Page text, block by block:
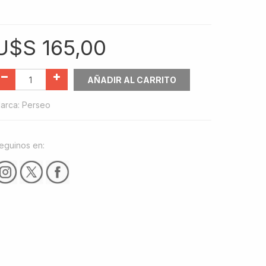
165,00
AÑADIR AL CARRITO
: Perseo
en: